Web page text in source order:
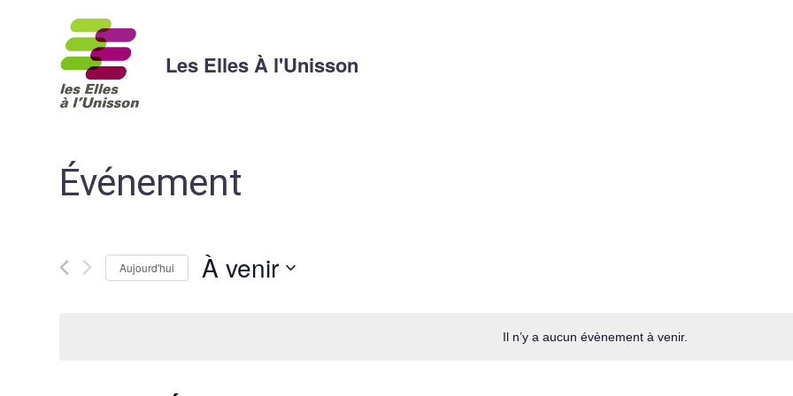
Les Elles À l'Unisson
Il n’y a aucun évènement à venir.
Événement
Aujourd'hui À venir